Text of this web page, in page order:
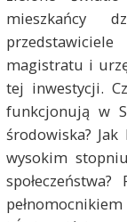
mieszkańcy
magistratu i
tej inwestycji.
funkcjonują w
środowiska?
wysokim